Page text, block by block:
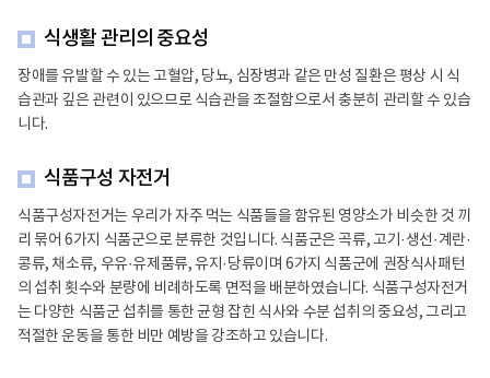
식생활 관리의 중요성
장애를 유발할 수 있는 고혈압, 당뇨, 심장병과 같은 만성 질환은 평상 시 식
습관과 깊은 관련이 있으므로 식습관을 조절함으로서 충분히 관리할 수 있습
니다.
식품구성 자전거
식품구성자전거는 우리가 자주 먹는 식품들을 함유된 영양소가 비슷한 것 끼
리 묶어 6가지 식품군으로 분류한 것입니다. 식품군은 곡류, 고기·생선·계란·
콩류, 채소류, 우유·유제품류, 유지·당류이며 6가지 식품군에 권장식사패턴
의 섭취 횟수와 분량에 비례하도록 면적을 배분하였습니다. 식품구성자전거
는 다양한 식품군 섭취를 통한 균형 잡힌 식사와 수분 섭취의 중요성, 그리고
적절한 운동을 통한 비만 예방을 강조하고 있습니다.